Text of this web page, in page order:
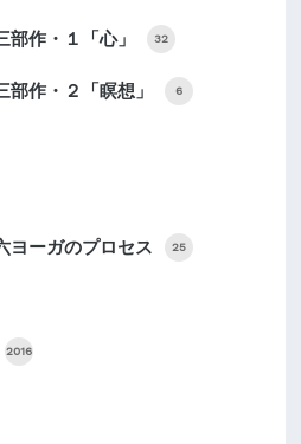
作・１「心」 32
作・２「瞑想」 6
ヨーガのプロセス 25
2016